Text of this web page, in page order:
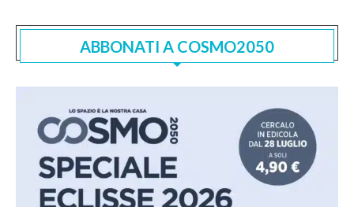
ABBONATI A COSMO2050